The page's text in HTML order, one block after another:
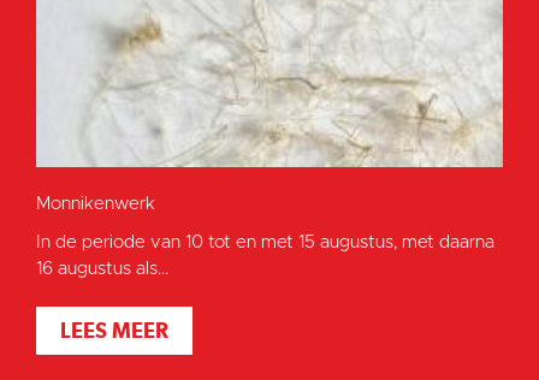
Monnikenwerk
In de periode van 10 tot en met 15 augustus, met daarna
16 augustus als...
LEES MEER